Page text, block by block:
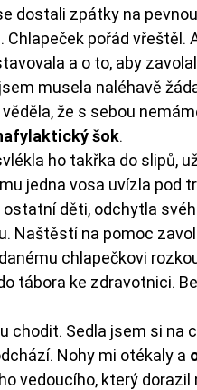
dostali zpátky na
pořád vřeštěl.
a o to, aby
musela naléhavě
že s sebou
šok.
ho takřka do slipů,
jedna vosa uvízla pod
děti, odchytla
Naštěstí na pomoc
chlapečkovi
tábora ke zdravotnici.
chodit. Sedla jsem si na
Nohy mi otékaly a
vedoucího, který dorazil